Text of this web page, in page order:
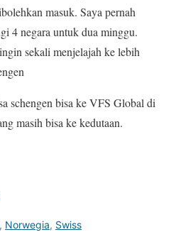
masuk. Saya pernah
4 negara untuk dua minggu.
sekali menjelajah ke lebih
schengen bisa ke VFS Global di
masih bisa ke kedutaan.
, Norwegia, Swiss